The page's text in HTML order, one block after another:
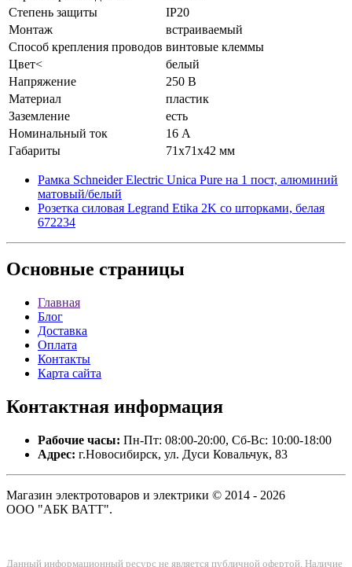
Степень защиты
IP20
Монтаж
встраиваемый
Способ крепления проводов винтовые клеммы
Цвет<
белый
Напряжение
250 В
Материал
пластик
Заземление
есть
Номинальный ток
16 А
Габариты
71x71x42 мм
Рамка Schneider Electric Unica Pure на 1 пост, алюминий
матовый/белый
Розетка силовая Legrand Etika 2K со шторками, белая
672234
Основные страницы
Главная
Блог
Доставка
Оплата
Контакты
Карта сайта
Контактная информация
Рабочие часы: Пн-Пт: 08:00-20:00, Сб-Вс: 10:00-18:00
Адрес: г.Новосибирск, ул. Дуси Ковальчук, 83
Магазин электротоваров и электрики © 2014 - 2026
ООО "АБК ВАТТ".
Данный информационный ресурс не является публичной офертой. Наличие